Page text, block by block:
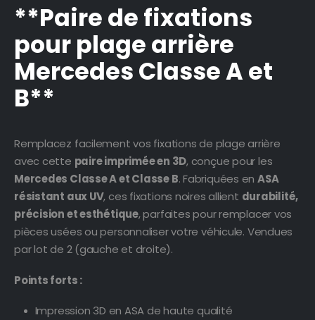
**Paire de fixations
pour plage arrière
Mercedes Classe A et
B**
Remplacez facilement vos fixations de plage arrière
avec cette paire imprimée en 3D, conçue pour les
Mercedes Classe A et Classe B. Fabriquées en ASA
résistant aux UV, ces fixations noires allient durabilité,
précision et esthétique, parfaites pour remplacer vos
pièces usées ou personnaliser votre véhicule. Vendues
par lot de 2 (gauche et droite).
Points forts :
Impression 3D en ASA de haute qualité